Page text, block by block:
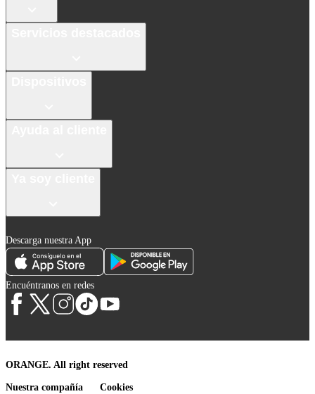
Descarga nuestra App
Encuéntranos en redes
ORANGE. All right reserved
Nuestra compañía Cookies